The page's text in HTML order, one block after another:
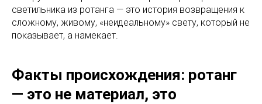
светильника из ротанга — это история возвращения к
сложному, живому, «неидеальному» свету, который не
показывает, а намекает.
Факты происхождения: ротанг
— это не материал, это